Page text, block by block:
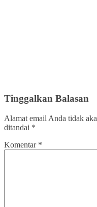
Tinggalkan Balasan
Alamat email Anda tidak
ditandai *
Komentar *